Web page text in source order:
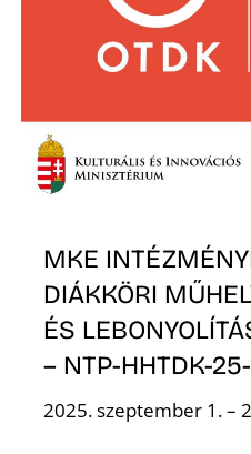
MKE
DIÁKKÖRI
ÉS
– NTP-HHTDK-
2025. szeptember 1. –